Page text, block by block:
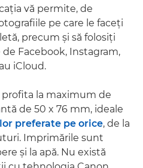
vă permite, de
pe care le faceţi
precum şi să folosiţi
Facebook, Instagram,
iCloud.
la maximum de
de 50 x 76 mm, ideale
preferate pe orice, de la
Imprimările sunt
şi la apă. Nu există